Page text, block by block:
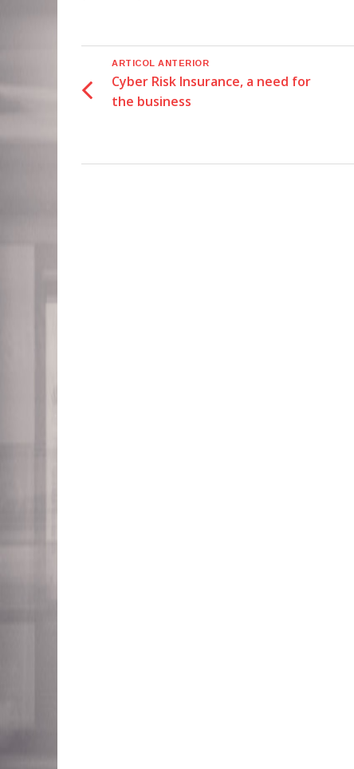
ARTICOL ANTERIOR
Cyber Risk Insurance, a need for
the business